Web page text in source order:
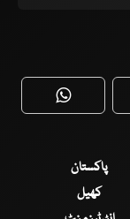
WhatsApp
پاکستان
کھیل